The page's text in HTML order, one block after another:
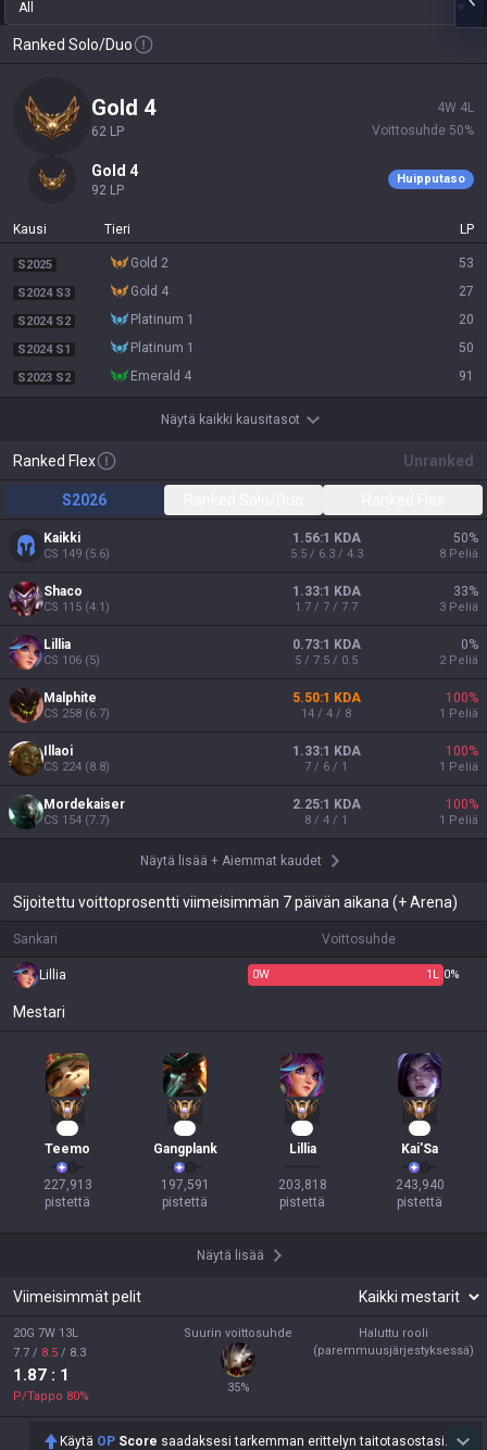
All
Ranked Solo/Duo
gold 4
62 LP
4W 4L
Voittosuhde 50%
gold 4
92 LP
Huipputaso
Kausi Tieri LP
S2025 gold 2 53
S2024 S3 gold 4 27
S2024 S2 platinum 1 20
S2024 S1 platinum 1 50
S2023 S2 emerald 4 91
Näytä kaikki kausitasot
Ranked Flex Unranked
S2026
Kaikki
CS 149 (5.6)
1.56:1 KDA
5.5 / 6.3 / 4.3
50%
8 Peliä
Shaco
CS 115 (4.1)
1.33:1 KDA
1.7 / 7 / 7.7
33%
3 Peliä
Lillia
CS 106 (5)
0.73:1 KDA
5 / 7.5 / 0.5
0%
2 Peliä
Malphite
CS 258 (6.7)
5.50:1 KDA
14 / 4 / 8
100%
1 Peliä
Illaoi
CS 224 (8.8)
1.33:1 KDA
7 / 6 / 1
100%
1 Peliä
Mordekaiser
CS 154 (7.7)
2.25:1 KDA
8 / 4 / 1
100%
1 Peliä
Näytä lisää + Aiemmat kaudet
Sijoitettu voittoprosentti viimeisimmän 7 päivän aikana (+ Arena)
Sankari Voittosuhde
Lillia 0W 1 L 0%
Mestari
Teemo
227,913
pistettä
Gangplank
197,591
pistettä
Lillia
203,818
pistettä
Kai'Sa
243,940
pistettä
Näytä lisää
Viimeisimmät pelit
20G 7W 13L
7.7 / 8.5 / 8.3
1.87 : 1
P/Tappo 80%
Suurin voittosuhde
35%
Haluttu rooli
(paremmuusjärjestyksessä)
Käytä OP Score saadaksesi tarkemman erittelyn taitotasostasi.